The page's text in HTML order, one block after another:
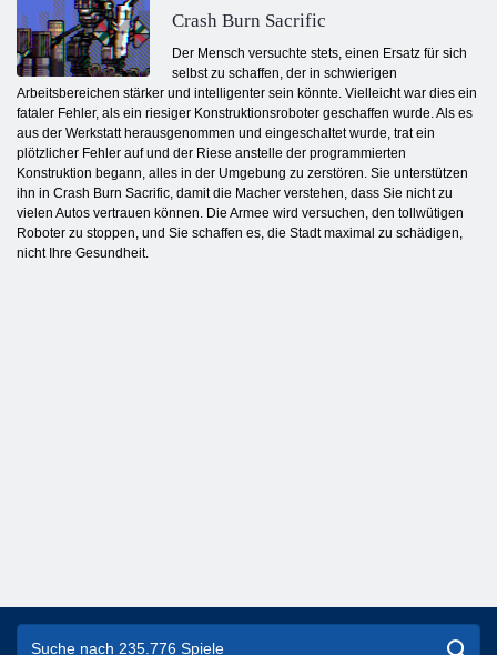
Crash Burn Sacrific
Der Mensch versuchte stets, einen Ersatz für sich
selbst zu schaffen, der in schwierigen
Arbeitsbereichen stärker und intelligenter sein könnte. Vielleicht war dies ein
fataler Fehler, als ein riesiger Konstruktionsroboter geschaffen wurde. Als es
aus der Werkstatt herausgenommen und eingeschaltet wurde, trat ein
plötzlicher Fehler auf und der Riese anstelle der programmierten
Konstruktion begann, alles in der Umgebung zu zerstören. Sie unterstützen
ihn in Crash Burn Sacrific, damit die Macher verstehen, dass Sie nicht zu
vielen Autos vertrauen können. Die Armee wird versuchen, den tollwütigen
Roboter zu stoppen, und Sie schaffen es, die Stadt maximal zu schädigen,
nicht Ihre Gesundheit.